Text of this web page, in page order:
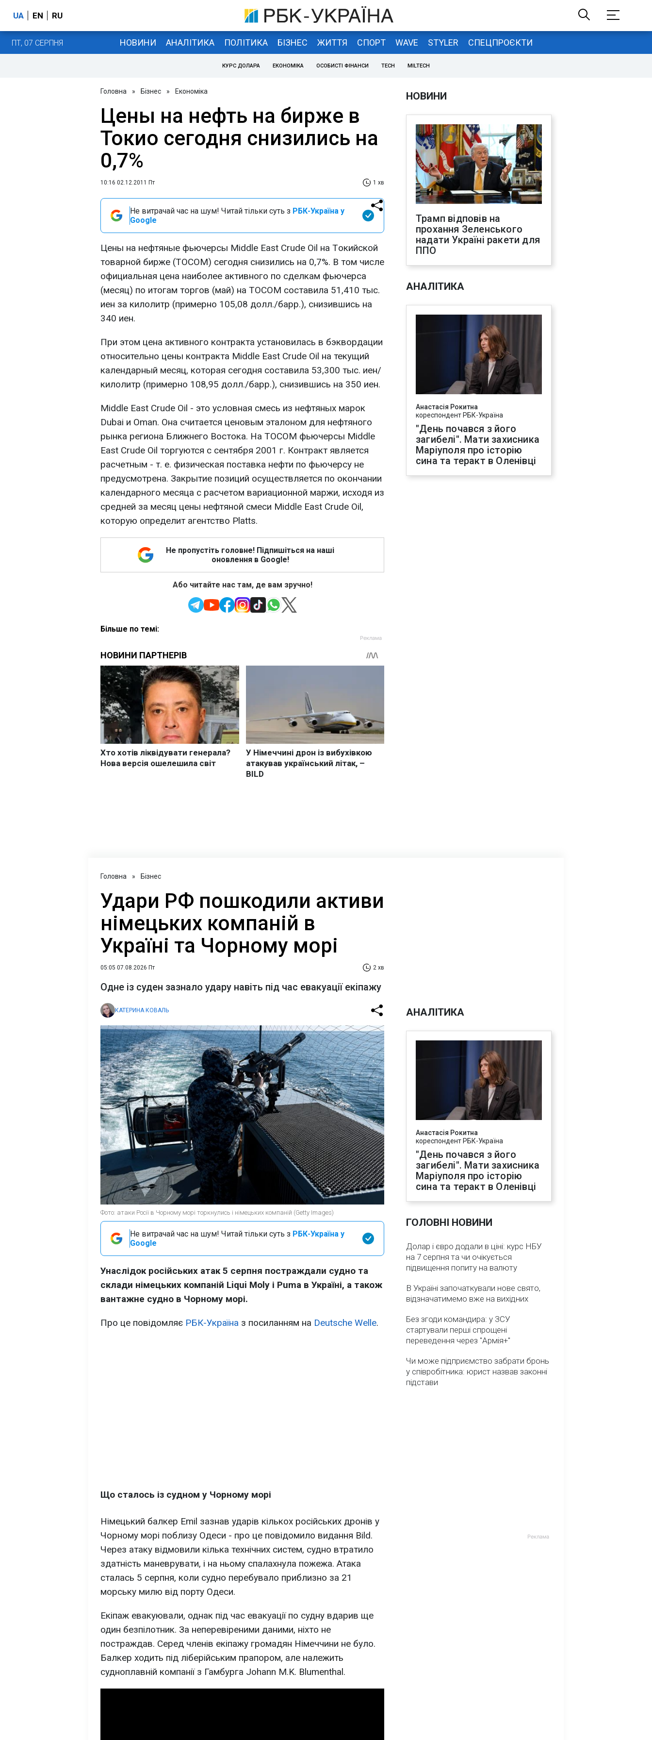
UA EN RU
ПТ, 07 СЕРПНЯ НОВИНИ АНАЛІТИКА ПОЛІТИКА БІЗНЕС ЖИТТЯ СПОРТ WAVE STYLER СПЕЦПРОЄКТИ
КУРС ДОЛАРА ЕКОНОМІКА ОСОБИСТІ ФІНАНСИ TECH MILTECH
Головна » Бізнес » Економіка
Цены на нефть на бирже в
Токио сегодня снизились на
0,7%
10:16 02.12.2011 Пт 1 хв
Не витрачай час на шум! Читай тільки суть з РБК-Україна у
Google
Цены на нефтяные фьючерсы Middle East Crude Oil на Tокийской
товарной бирже (ТOCOM) сегодня снизились на 0,7%. В том числе
официальная цена наиболее активного по сделкам фьючерса
(месяц) по итогам торгов (май) на TOCOM составила 51,410 тыс.
иен за килолитр (примерно 105,08 долл./барр.), снизившись на
340 иен.
При этом цена активного контракта установилась в бэквордации
относительно цены контракта Middle East Crude Oil на текущий
календарный месяц, которая сегодня составила 53,300 тыс. иен/
килолитр (примерно 108,95 долл./барр.), снизившись на 350 иен.
Middle East Crude Oil - это условная смесь из нефтяных марок
Dubai и Oman. Она считается ценовым эталоном для нефтяного
рынка региона Ближнего Востока. На TOCOM фьючерсы Middle
East Crude Oil торгуются с сентября 2001 г. Контракт является
расчетным - т. е. физическая поставка нефти по фьючерсу не
предусмотрена. Закрытие позиций осуществляется по окончании
календарного месяца с расчетом вариационной маржи, исходя из
средней за месяц цены нефтяной смеси Middle East Crude Oil,
которую определит агентство Platts.
Не пропустіть головне! Підпишіться на наші
оновлення в Google!
Або читайте нас там, де вам зручно!
Більше по темі:
НОВИНИ
Трамп відповів на
прохання Зеленського
надати Україні ракети для
ППО
АНАЛІТИКА
Анастасія Рокитна
кореспондент РБК-Україна
"День почався з його
загибелі". Мати захисника
Маріуполя про історію
сина та теракт в Оленівці
Головна » Бізнес
Удари РФ пошкодили активи
німецьких компаній в
Україні та Чорному морі
05:05 07.08.2026 Пт 2 хв
Одне із суден зазнало удару навіть під час евакуації екіпажу
КАТЕРИНА КОВАЛЬ
Фото: атаки Росії в Чорному морі торкнулись і німецьких компаній (Getty Images)
Не витрачай час на шум! Читай тільки суть з РБК-Україна у
Google
Унаслідок російських атак 5 серпня постраждали судно та
склади німецьких компаній Liqui Moly і Puma в Україні, а також
вантажне судно в Чорному морі.
Про це повідомляє РБК-Україна з посиланням на Deutsche Welle.
Що сталось із судном у Чорному морі
Німецький балкер Emil зазнав ударів кількох російських дронів у
Чорному морі поблизу Одеси - про це повідомило видання Bild.
Через атаку відмовили кілька технічних систем, судно втратило
здатність маневрувати, і на ньому спалахнула пожежа. Атака
сталась 5 серпня, коли судно перебувало приблизно за 21
морську милю від порту Одеси.
Екіпаж евакуювали, однак під час евакуації по судну вдарив ще
один безпілотник. За неперевіреними даними, ніхто не
постраждав. Серед членів екіпажу громадян Німеччини не було.
Балкер ходить під ліберійським прапором, але належить
судноплавній компанії з Гамбурга Johann M.K. Blumenthal.
АНАЛІТИКА
Анастасія Рокитна
кореспондент РБК-Україна
"День почався з його
загибелі". Мати захисника
Маріуполя про історію
сина та теракт в Оленівці
ГОЛОВНІ НОВИНИ
Долар і євро додали в ціні: курс НБУ
на 7 серпня та чи очікується
підвищення попиту на валюту
В Україні започаткували нове свято,
відзначатимемо вже на вихідних
Без згоди командира: у ЗСУ
стартували перші спрощені
переведення через "Армія+"
Чи може підприємство забрати бронь
у співробітника: юрист назвав законні
підстави